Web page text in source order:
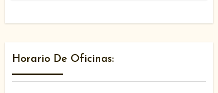
Horario De Oficinas: